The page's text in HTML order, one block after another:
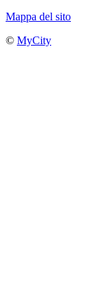
Mappa del sito
© MyCity